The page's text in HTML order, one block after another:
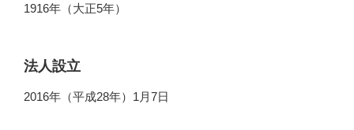
1916年（大正5年）
法人設立
2016年（平成28年）1月7日